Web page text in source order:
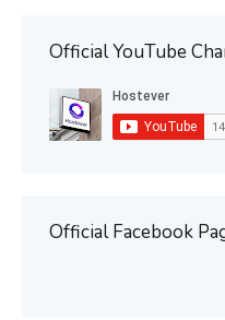
Official YouTube
Official Facebook